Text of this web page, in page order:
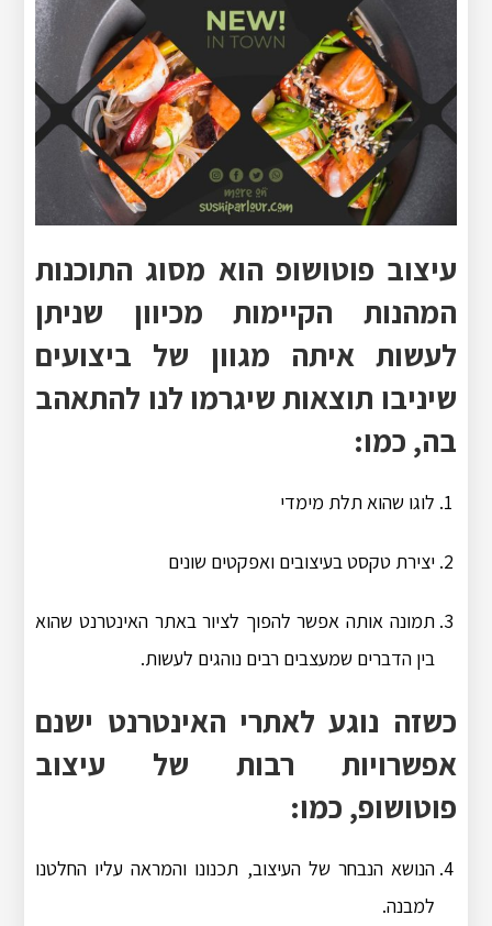
עיצוב פוטושופ הוא מסוג התוכנות
המהנות הקיימות מכיוון שניתן
לעשות איתה מגוון של ביצועים
שיניבו תוצאות שיגרמו לנו להתאהב
בה, כמו:
לוגו שהוא תלת מימדי
יצירת טקסט בעיצובים ואפקטים שונים
תמונה אותה אפשר להפוך לציור באתר האינטרנט שהוא
בין הדברים שמעצבים רבים נוהגים לעשות.
כשזה נוגע לאתרי האינטרנט ישנם
אפשרויות רבות של עיצוב
פוטושופ, כמו:
הנושא הנבחר של העיצוב, תכנונו והמראה עליו החלטנו
למבנה.